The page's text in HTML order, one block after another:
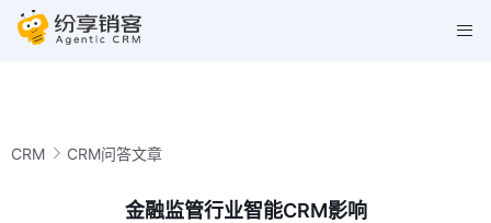
CRM CRM问答文章
金融监管行业智能CRM影响